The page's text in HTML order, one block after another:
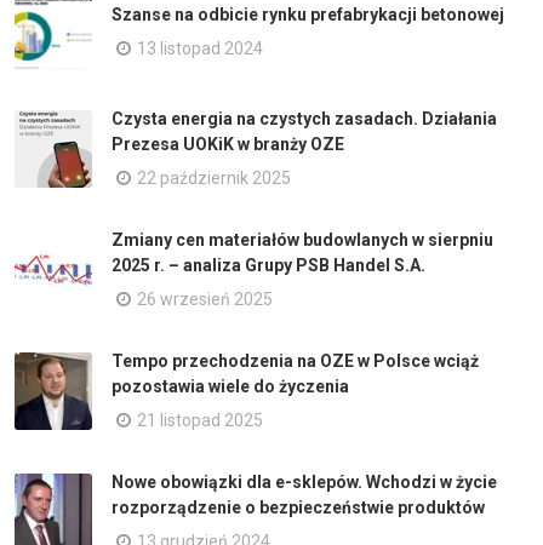
Szanse na odbicie rynku prefabrykacji betonowej
13 listopad 2024
Czysta energia na czystych zasadach. Działania
Prezesa UOKiK w branży OZE
22 październik 2025
Zmiany cen materiałów budowlanych w sierpniu
2025 r. – analiza Grupy PSB Handel S.A.
26 wrzesień 2025
Tempo przechodzenia na OZE w Polsce wciąż
pozostawia wiele do życzenia
21 listopad 2025
Nowe obowiązki dla e-sklepów. Wchodzi w życie
rozporządzenie o bezpieczeństwie produktów